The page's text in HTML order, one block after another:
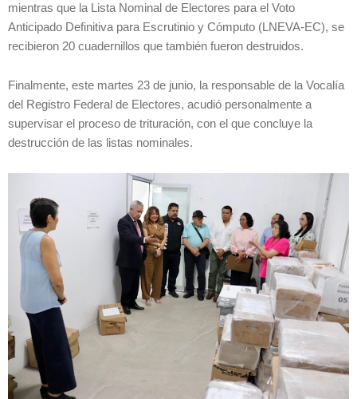
mientras que la Lista Nominal de Electores para el Voto
Anticipado Definitiva para Escrutinio y Cómputo (LNEVA-EC), se
recibieron 20 cuadernillos que también fueron destruidos.
Finalmente, este martes 23 de junio, la responsable de la Vocalía
del Registro Federal de Electores, acudió personalmente a
supervisar el proceso de trituración, con el que concluye la
destrucción de las listas nominales.